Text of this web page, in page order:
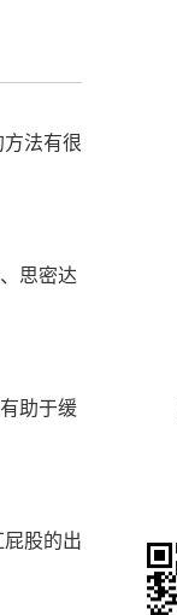
法有很
思密达
助于缓
股的出